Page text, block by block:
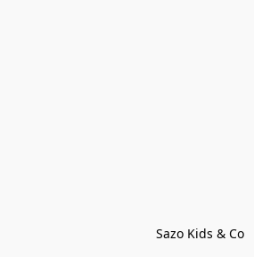
Sazo Kids & Co